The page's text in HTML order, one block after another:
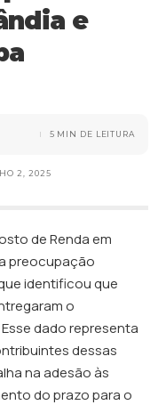
e
2, 2025
5 MIN DE LEITURA
de Renda em
preocupação
identificou que
o
dado representa
dessas
na adesão às
do prazo para o